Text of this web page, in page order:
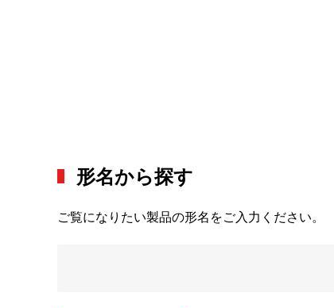
形名から探す
ご覧になりたい製品の形名をご入力ください。